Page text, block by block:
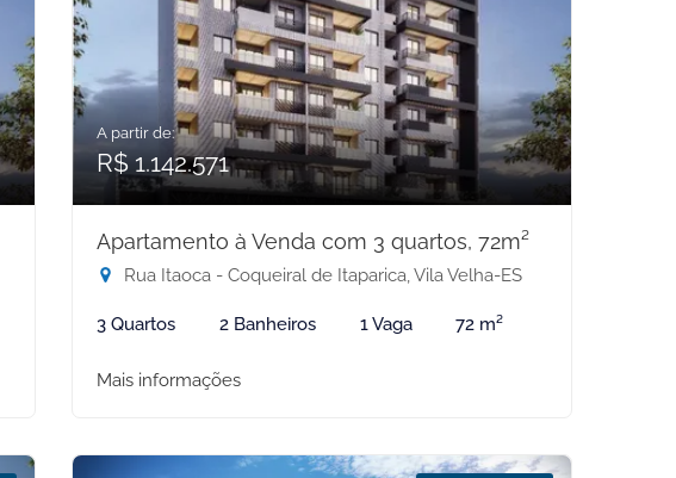
A partir de:
R$ 1.142.571
Apartamento à Venda com 3 quartos, 72m²
Rua Itaoca - Coqueiral de Itaparica, Vila Velha-ES
3 Quartos 2 Banheiros 1 Vaga 72 m²
Mais informações